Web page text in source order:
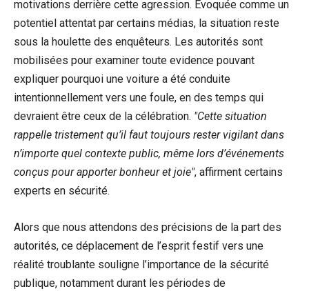
motivations derrière cette agression. Évoquée comme un
potentiel attentat par certains médias, la situation reste
sous la houlette des enquêteurs. Les autorités sont
mobilisées pour examiner toute evidence pouvant
expliquer pourquoi une voiture a été conduite
intentionnellement vers une foule, en des temps qui
devraient être ceux de la célébration. Cette situation
rappelle tristement qu’il faut toujours rester vigilant dans
n’importe quel contexte public, même lors d’événements
conçus pour apporter bonheur et joie , affirment certains
experts en sécurité.
Alors que nous attendons des précisions de la part des
autorités, ce déplacement de l’esprit festif vers une
réalité troublante souligne l’importance de la sécurité
publique, notamment durant les périodes de